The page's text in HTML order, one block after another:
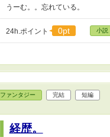
うーむ。。忘れている。
24h.ポイント 0pt 小説
ファンタジー 完結 短編
経歴。